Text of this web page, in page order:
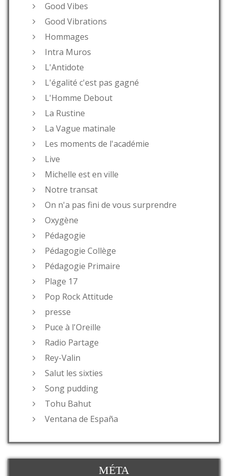
Good Vibes
Good Vibrations
Hommages
Intra Muros
L'Antidote
L'égalité c'est pas gagné
L'Homme Debout
La Rustine
La Vague matinale
Les moments de l'académie
Live
Michelle est en ville
Notre transat
On n'a pas fini de vous surprendre
Oxygène
Pédagogie
Pédagogie Collège
Pédagogie Primaire
Plage 17
Pop Rock Attitude
presse
Puce à l'Oreille
Radio Partage
Rey-Valin
Salut les sixties
Song pudding
Tohu Bahut
Ventana de España
MÉTA